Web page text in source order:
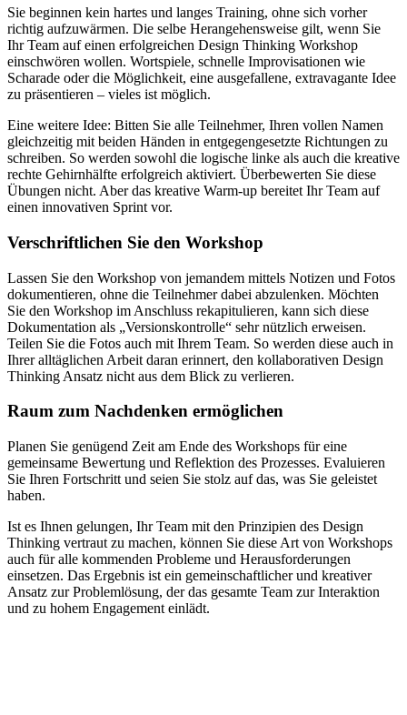
Sie beginnen kein hartes und langes Training, ohne sich vorher
richtig aufzuwärmen. Die selbe Herangehensweise gilt, wenn Sie
Ihr Team auf einen erfolgreichen Design Thinking Workshop
einschwören wollen. Wortspiele, schnelle Improvisationen wie
Scharade oder die Möglichkeit, eine ausgefallene, extravagante Idee
zu präsentieren – vieles ist möglich.
Eine weitere Idee: Bitten Sie alle Teilnehmer, Ihren vollen Namen
gleichzeitig mit beiden Händen in entgegengesetzte Richtungen zu
schreiben. So werden sowohl die logische linke als auch die kreative
rechte Gehirnhälfte erfolgreich aktiviert. Überbewerten Sie diese
Übungen nicht. Aber das kreative Warm-up bereitet Ihr Team auf
einen innovativen Sprint vor.
Verschriftlichen Sie den Workshop
Lassen Sie den Workshop von jemandem mittels Notizen und Fotos
dokumentieren, ohne die Teilnehmer dabei abzulenken. Möchten
Sie den Workshop im Anschluss rekapitulieren, kann sich diese
Dokumentation als „Versionskontrolle“ sehr nützlich erweisen.
Teilen Sie die Fotos auch mit Ihrem Team. So werden diese auch in
Ihrer alltäglichen Arbeit daran erinnert, den kollaborativen Design
Thinking Ansatz nicht aus dem Blick zu verlieren.
Raum zum Nachdenken ermöglichen
Planen Sie genügend Zeit am Ende des Workshops für eine
gemeinsame Bewertung und Reflektion des Prozesses. Evaluieren
Sie Ihren Fortschritt und seien Sie stolz auf das, was Sie geleistet
haben.
Ist es Ihnen gelungen, Ihr Team mit den Prinzipien des Design
Thinking vertraut zu machen, können Sie diese Art von Workshops
auch für alle kommenden Probleme und Herausforderungen
einsetzen. Das Ergebnis ist ein gemeinschaftlicher und kreativer
Ansatz zur Problemlösung, der das gesamte Team zur Interaktion
und zu hohem Engagement einlädt.